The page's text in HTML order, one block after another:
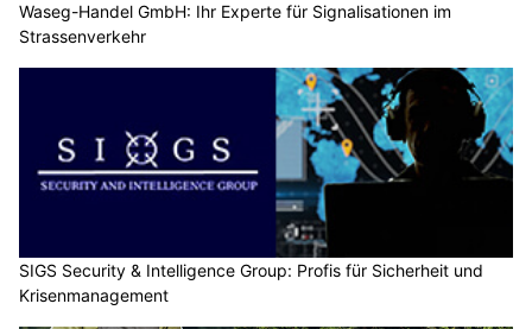
Waseg-Handel GmbH: Ihr Experte für Signalisationen im
Strassenverkehr
SIGS Security & Intelligence Group: Profis für Sicherheit und
Krisenmanagement